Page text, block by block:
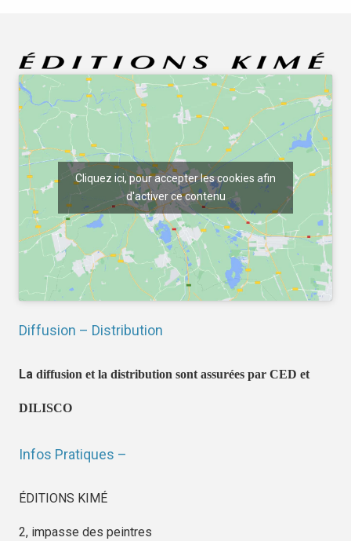
Cliquez ici, pour accepter les cookies afin
d'activer ce contenu
Diffusion – Distribution
La diffusion et la distribution sont assurées par CED et
DILISCO
Infos Pratiques –
ÉDITIONS KIMÉ
2, impasse des peintres